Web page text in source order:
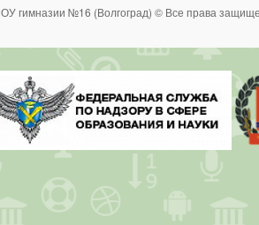
гимназии №16 (Волгоград) © Все права